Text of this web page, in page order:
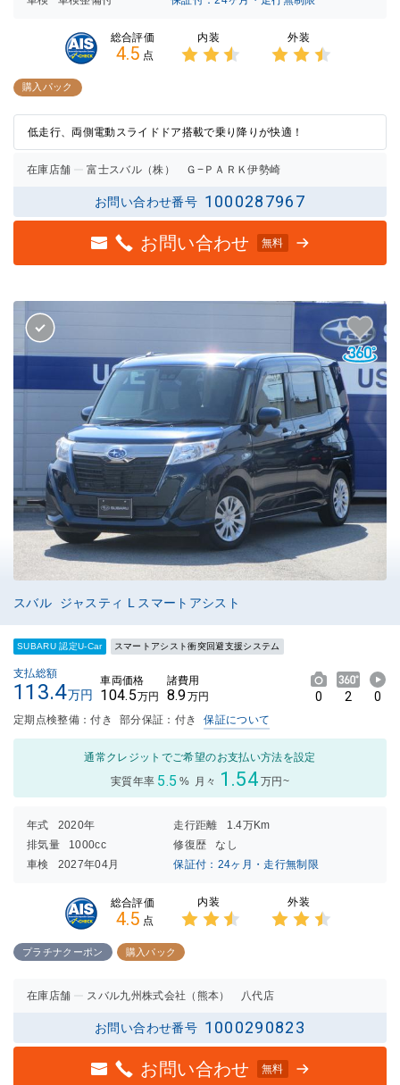
総合評価
4.5 点
内装 外装
購入パック
低走行、両側電動スライドドア搭載で乗り降りが快適！
在庫店舗 富士スバル（株） Ｇ−ＰＡＲＫ伊勢崎
お問い合わせ番号 1000287967
お問い合わせ 無料
スバル ジャスティ L スマートアシスト
SUBARU 認定U-Car スマートアシスト衝突回避支援システム
支払総額
113.4万円
車両価格
104.5万円
諸費用
8.9万円 0 2 0
定期点検整備：付き 部分保証：付き 保証について
通常クレジットでご希望のお支払い方法を設定
実質年率 5.5 % 月々 1.54 万円~
年式 2020年 走行距離
1.4万Km
排気量
1000cc 修復歴
なし
車検
2027年04月 保証付：24ヶ月・走行無制限
総合評価
4.5 点
内装
2.5点
外装
プラチナクーポン 購入パック
在庫店舗 スバル九州株式会社（熊本） 八代店
お問い合わせ番号 1000290823
お問い合わせ 無料